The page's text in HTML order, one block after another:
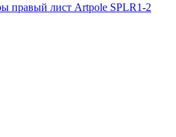
правый лист Artpole SPLR1-2